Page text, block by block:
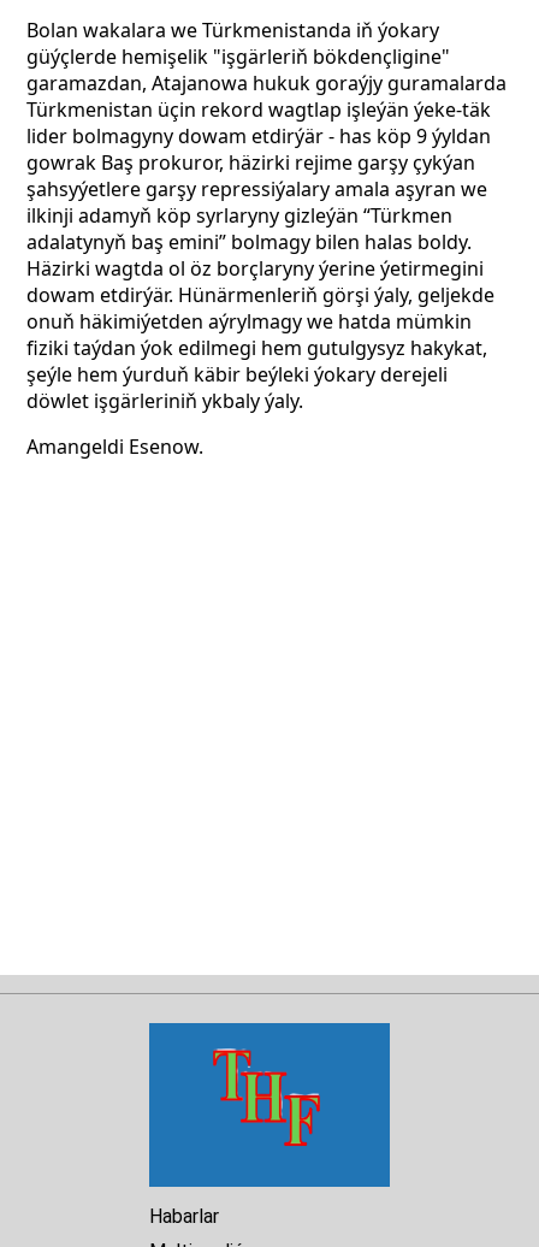
Bolan wakalara we Türkmenistanda iň ýokary
güýçlerde hemişelik "işgärleriň bökdençligine"
garamazdan, Atajanowa hukuk goraýjy guramalarda
Türkmenistan üçin rekord wagtlap işleýän ýeke-täk
lider bolmagyny dowam etdirýär - has köp 9 ýyldan
gowrak Baş prokuror, häzirki rejime garşy çykýan
şahsyýetlere garşy repressiýalary amala aşyran we
ilkinji adamyň köp syrlaryny gizleýän “Türkmen
adalatynyň baş emini” bolmagy bilen halas boldy.
Häzirki wagtda ol öz borçlaryny ýerine ýetirmegini
dowam etdirýär. Hünärmenleriň görşi ýaly, geljekde
onuň häkimiýetden aýrylmagy we hatda mümkin
fiziki taýdan ýok edilmegi hem gutulgysyz hakykat,
şeýle hem ýurduň käbir beýleki ýokary derejeli
döwlet işgärleriniň ykbaly ýaly.
Amangeldi Esenow.
Habarlar